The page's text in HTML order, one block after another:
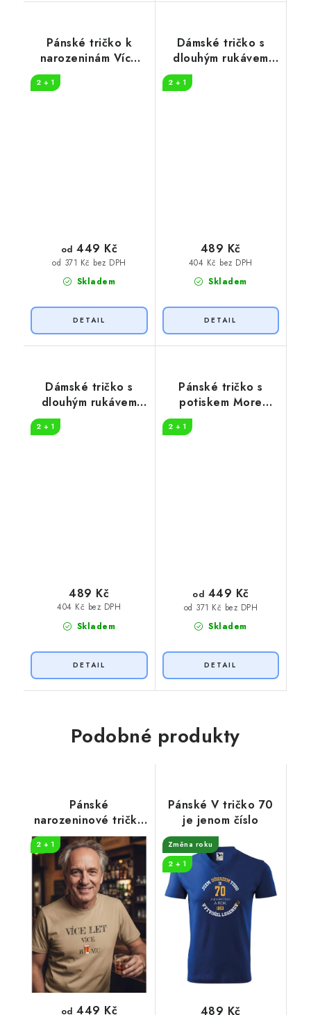
Pánské tričko k
narozeninám Více
2 + 1
Skladem
od 371 Kč bez DPH
od 449 Kč
Dámské tričko s
dlouhým rukávem
2 + 1
Skladem
404 Kč bez DPH
489 Kč
Dámské tričko s
dlouhým rukávem
2 + 1
Skladem
404 Kč bez DPH
489 Kč
Pánské tričko s
potiskem More
2 + 1
Skladem
od 371 Kč bez DPH
od 449 Kč
Podobné produkty
Pánské
narozeninové tričko
Více RUMU
2 + 1
od 449 Kč
Pánské V tričko 70
je jenom číslo
Změna roku
2 + 1
489 Kč